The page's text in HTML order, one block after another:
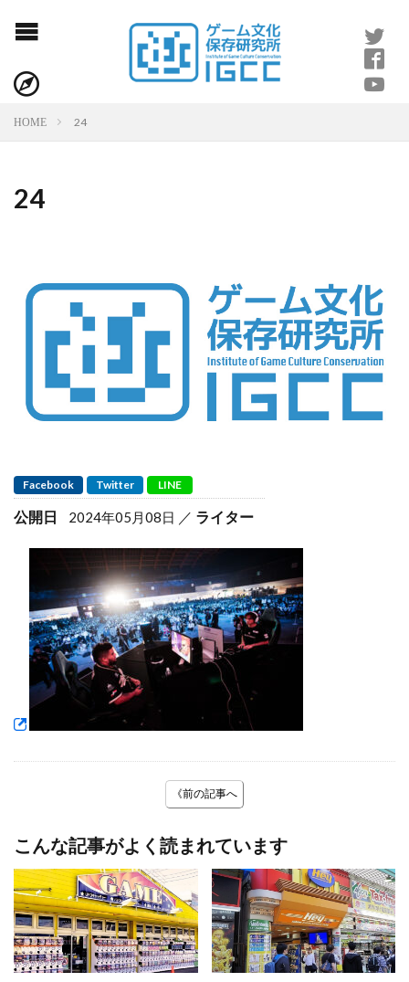
HOME 24
24
Facebook Twitter LINE
公開日 2024年05月08日 ライター
《前の記事へ
こんな記事がよく読まれています